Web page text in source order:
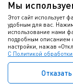
Данный интернет-
характер и ни при
офертой.
Политика
данных
Политика в
Мы
Этот сайт использует
удобным для вас.
использование нами
подробным описанием
настройки, нажав
С Политикой
Отказать